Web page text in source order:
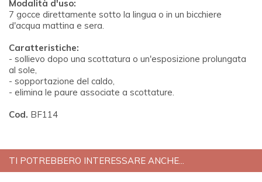
Modalità d'uso:
7 gocce direttamente sotto la lingua o in un bicchiere
d'acqua mattina e sera.
Caratteristiche:
- sollievo dopo una scottatura o un'esposizione prolungata
al sole,
- sopportazione del caldo,
- elimina le paure associate a scottature.
Cod. BF114
TI POTREBBERO INTERESSARE ANCHE...